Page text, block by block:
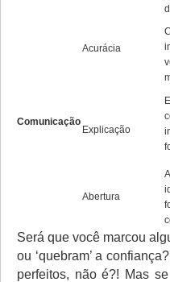
Comunicação
Acurácia
Explicação
Abertura
Será que você marcou
ou ‘quebram’ a
perfeitos, não é?! Mas